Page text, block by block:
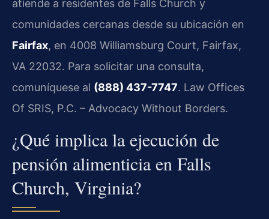
atiende a residentes de Falls Church y
comunidades cercanas desde su ubicación en
Fairfax, en 4008 Williamsburg Court, Fairfax,
VA 22032. Para solicitar una consulta,
comuníquese al (888) 437-7747. Law Offices
Of SRIS, P.C. – Advocacy Without Borders.
¿Qué implica la ejecución de
pensión alimenticia en Falls
Church, Virginia?